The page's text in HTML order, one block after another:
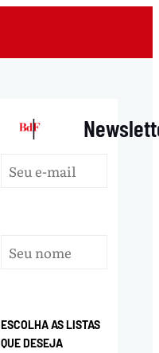
|
ESCOLHA AS LISTAS
QUE DESEJA